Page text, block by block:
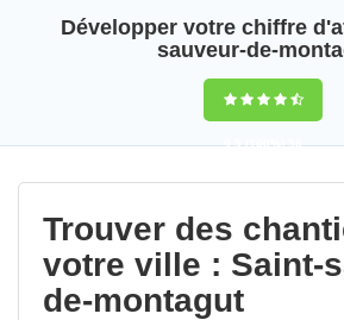
Développer votre chiffre
sauveur-de-
9,5(100%)56
votes
Trouver des
votre ville : Saint-
de-montagut